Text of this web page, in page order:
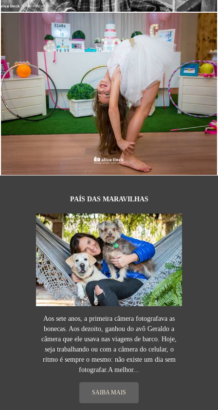
3033 260
PAÍS DAS MARAVILHAS
Aos sete anos, a primeira câmera fotografava as
bonecas. Aos dezoito, ganhou do avô Geraldo a
câmera que ele usava nas viagens de barco. Hoje,
seja trabalhando ou com a câmera do celular, o
ritmo é sempre o mesmo: não existe um dia sem
fotografar.A melhor...
SAIBA MAIS